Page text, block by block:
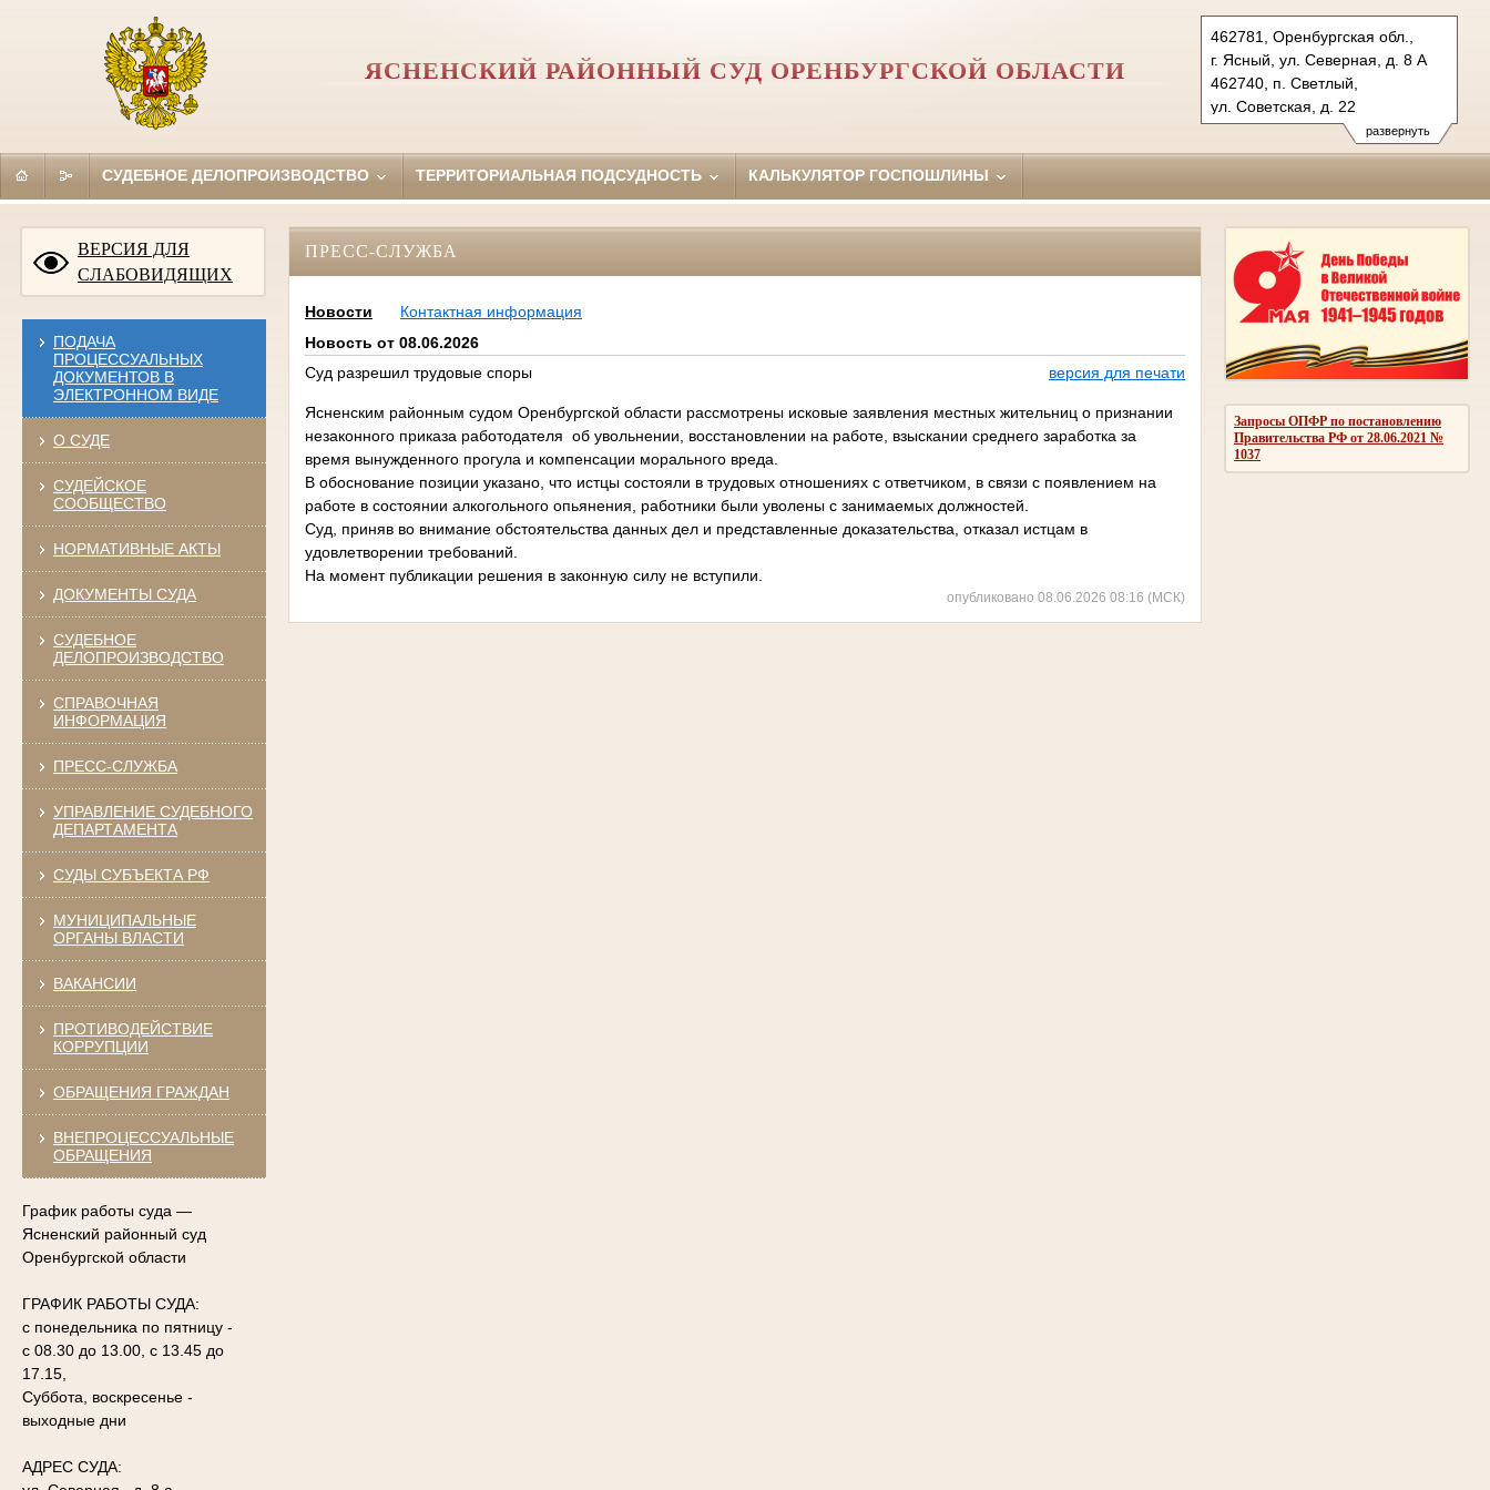
развернуть
462781, Оренбургская обл.,
г. Ясный, ул. Северная, д. 8 А
462740, п. Светлый,
ул. Советская, д. 22
Тел.: (35368) 2-25-63 (т/ф),
(35366) 2-15-85 (т/ф)
svetlinsky.orb@sudrf.ru
ЯСНЕНСКИЙ РАЙОННЫЙ СУД ОРЕНБУРГСКОЙ ОБЛАСТИ
СУДЕБНОЕ ДЕЛОПРОИЗВОДСТВО ТЕРРИТОРИАЛЬНАЯ ПОДСУДНОСТЬ КАЛЬКУЛЯТОР ГОСПОШЛИНЫ
ВЕРСИЯ ДЛЯ
СЛАБОВИДЯЩИХ
ПОДАЧА
ПРОЦЕССУАЛЬНЫХ
ДОКУМЕНТОВ В
ЭЛЕКТРОННОМ ВИДЕ
О СУДЕ
СУДЕЙСКОЕ
СООБЩЕСТВО
НОРМАТИВНЫЕ АКТЫ
ДОКУМЕНТЫ СУДА
СУДЕБНОЕ
ДЕЛОПРОИЗВОДСТВО
СПРАВОЧНАЯ
ИНФОРМАЦИЯ
ПРЕСС-СЛУЖБА
УПРАВЛЕНИЕ СУДЕБНОГО
ДЕПАРТАМЕНТА
СУДЫ СУБЪЕКТА РФ
МУНИЦИПАЛЬНЫЕ
ОРГАНЫ ВЛАСТИ
ВАКАНСИИ
ПРОТИВОДЕЙСТВИЕ
КОРРУПЦИИ
ОБРАЩЕНИЯ ГРАЖДАН
ВНЕПРОЦЕССУАЛЬНЫЕ
ОБРАЩЕНИЯ
График работы суда —
Ясненский районный суд
Оренбургской области
ГРАФИК РАБОТЫ СУДА:
с понедельника по пятницу -
с 08.30 до 13.00, с 13.45 до
17.15,
Суббота, воскресенье -
выходные дни
АДРЕС СУДА:
Запросы ОПФР по постановлению
Правительства РФ от 28.06.2021 №
1037
ПРЕСС-СЛУЖБА
Новости
Контактная информация
Новость от 08.06.2026
Суд разрешил трудовые споры
версия для печати
Ясненским районным судом Оренбургской области рассмотрены исковые заявления местных жительниц о признании
незаконного приказа работодателя об увольнении, восстановлении на работе, взыскании среднего заработка за
время вынужденного прогула и компенсации морального вреда.
В обоснование позиции указано, что истцы состояли в трудовых отношениях с ответчиком, в связи с появлением на
работе в состоянии алкогольного опьянения, работники были уволены с занимаемых должностей.
Суд, приняв во внимание обстоятельства данных дел и представленные доказательства, отказал истцам в
удовлетворении требований.
На момент публикации решения в законную силу не вступили.
опубликовано 08.06.2026 08:16 (МСК)